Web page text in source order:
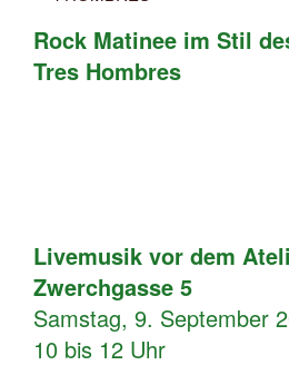
Rock Matinee im Stil
Tres Hombres
Livemusik vor dem
Zwerchgasse 5
Samstag, 9. September
10 bis 12 Uhr